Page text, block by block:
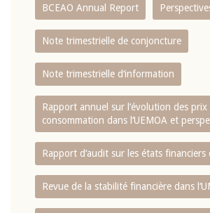
BCEAO Annual Report
Note trimestrielle de conjoncture
Note trimestrielle d‘information
Rapport annuel sur l‘évolution des prix
consommation dans l‘UEMOA et
Rapport d‘audit sur les états financiers
Revue de la stabilité financière dans